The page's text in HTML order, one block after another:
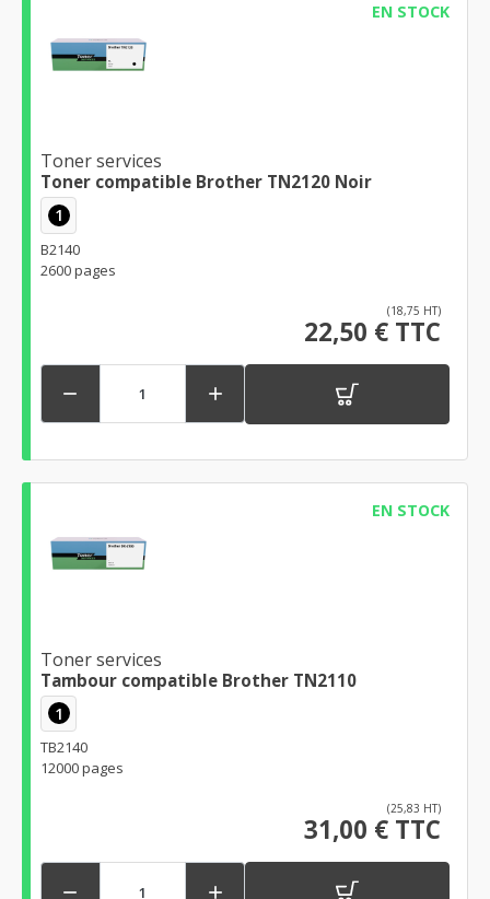
EN STOCK
Toner services
Toner compatible Brother TN2120 Noir
1
B2140
2600 pages
(18,75 HT)
22,50 € TTC
 
EN STOCK
Toner services
Tambour compatible Brother TN2110
1
TB2140
12000 pages
(25,83 HT)
31,00 € TTC
 